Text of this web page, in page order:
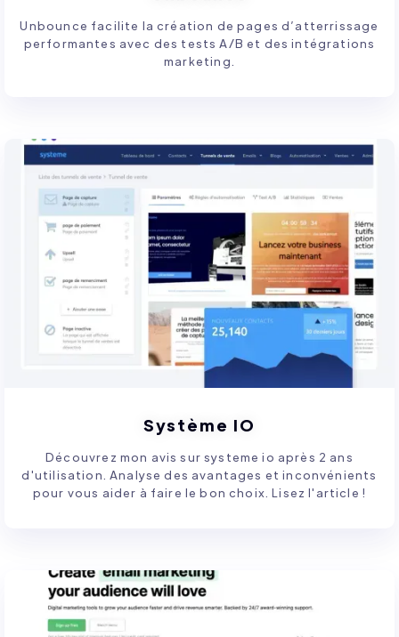
Unbounce facilite la création de pages d’atterrissage
performantes avec des tests A/B et des intégrations
marketing.
Système IO
Découvrez mon avis sur systeme io après 2 ans
d'utilisation. Analyse des avantages et inconvénients
pour vous aider à faire le bon choix. Lisez l'article !